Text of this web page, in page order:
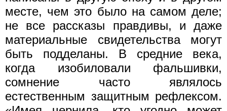
месте, чем это было на самом деле;
не все рассказы правдивы, и даже
материальные свидетельства могут
быть подделаны. В средние века,
когда изобиловали фальшивки,
сомнение часто являлось
естественным защитным рефлексом.